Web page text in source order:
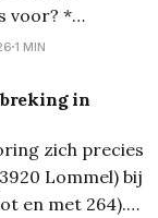
*
bij oneven
bij alle
bij alle nummers (van 2 tot en met 52). Ten
1 MIN
in
zich precies
en met 264).